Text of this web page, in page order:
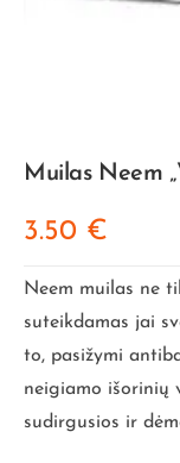
Muilas Neem
3.50 €
Neem muilas ne
suteikdamas jai
to, pasižymi
neigiamo išorinių
sudirgusios ir